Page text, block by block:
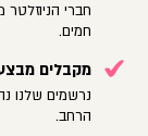
חברי
חמים.
מקבלים
נרשמים שלנו
הרחב.